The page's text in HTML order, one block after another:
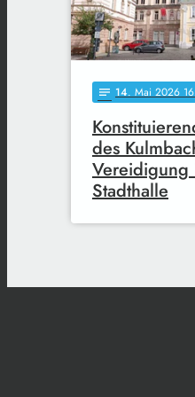
notes 14. Mai 2026
des
Stadthalle